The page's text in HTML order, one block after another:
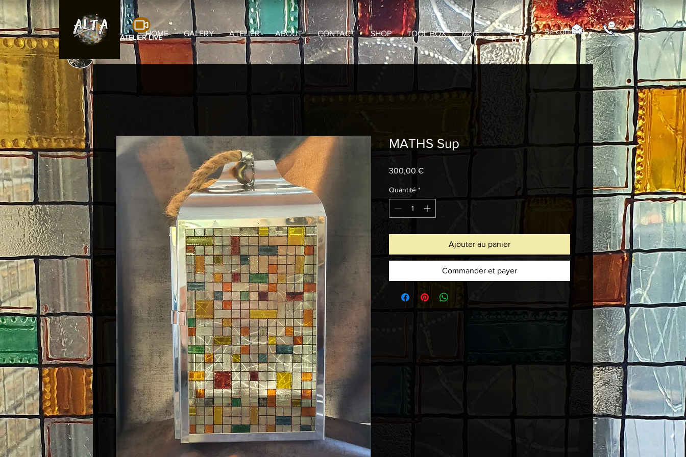
ATELIER LIVE
MATHS Sup
300,00 €Prix
Quantité *
Ajouter au panier
Commander et payer
Se connecter
HOME GALERY ATELIER ABOUT CONTACT SHOP TOOL BOX More